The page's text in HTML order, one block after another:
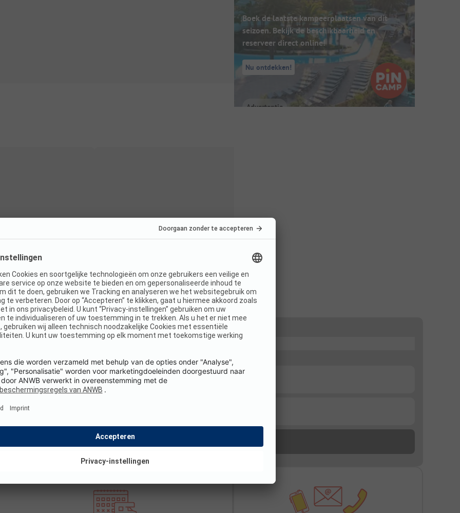
Boek de laatste kampeerplaatsen van dit
seizoen. Bekijk de beschikbaarheid en
reserveer direct online!
Nu ontdekken!